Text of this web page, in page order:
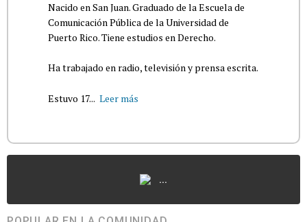
Nacido en San Juan. Graduado de la Escuela de
Comunicación Pública de la Universidad de
Puerto Rico. Tiene estudios en Derecho.
Ha trabajado en radio, televisión y prensa escrita.
Estuvo 17... Leer más
...